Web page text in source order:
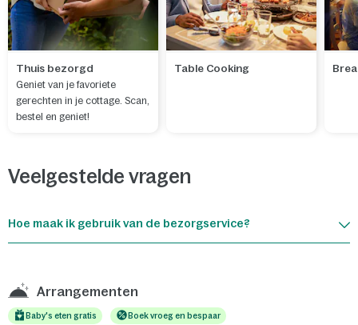
Thuis bezorgd
Geniet van je favoriete
gerechten in je cottage. Scan,
bestel en geniet!
Table Cooking
Veelgestelde vragen
Hoe maak ik gebruik van de bezorgservice?
Arrangementen
Baby's eten gratis Boek vroeg en bespaar